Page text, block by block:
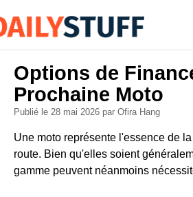
Options de
Prochaine Moto
Publié le 28 mai 2026 par Ofira Hang
Une moto représente l'essence de
route. Bien qu'elles soient
gamme peuvent néanmoins